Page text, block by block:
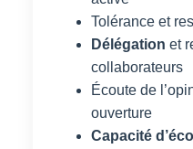
Tolérance et
Délégation et
collaborateurs
Écoute de
ouverture
Capacité